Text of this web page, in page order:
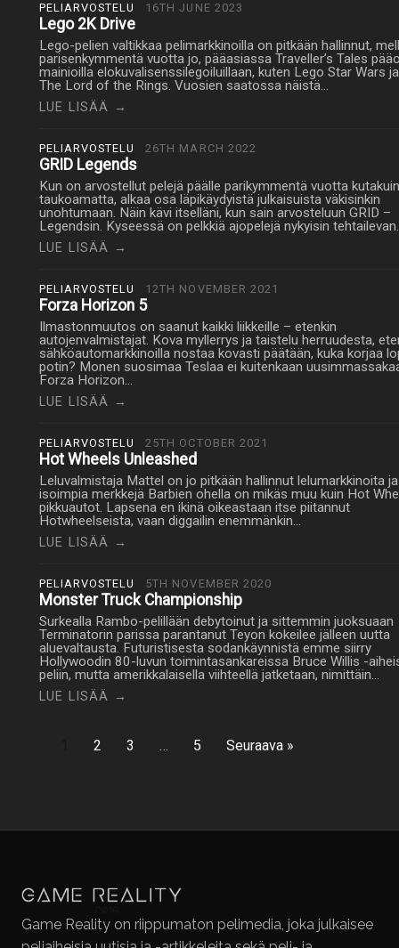
PELIARVOSTELU 16TH JUNE 2023
Lego 2K Drive
Lego-pelien valtikkaa pelimarkkinoilla on pitkään hallinnut,
parisenkymmentä vuotta jo, pääasiassa Traveller’s Tales
mainioilla elokuvalisenssilegoiluillaan, kuten Lego Star Wars
The Lord of the Rings. Vuosien saatossa näistä…
LUE LISÄÄ →
PELIARVOSTELU 26TH MARCH 2022
GRID Legends
Kun on arvostellut pelejä päälle parikymmentä vuotta
taukoamatta, alkaa osa läpikäydyistä julkaisuista väkisinkin
unohtumaan. Näin kävi itselläni, kun sain arvosteluun GRID –
Legendsin. Kyseessä on pelkkiä ajopelejä nykyisin
LUE LISÄÄ →
PELIARVOSTELU 12TH NOVEMBER 2021
Forza Horizon 5
Ilmastonmuutos on saanut kaikki liikkeille – etenkin
autojenvalmistajat. Kova myllerrys ja taistelu herruudesta,
sähköautomarkkinoilla nostaa kovasti päätään, kuka korjaa
potin? Monen suosimaa Teslaa ei kuitenkaan
Forza Horizon…
LUE LISÄÄ →
PELIARVOSTELU 25TH OCTOBER 2021
Hot Wheels Unleashed
Leluvalmistaja Mattel on jo pitkään hallinnut lelumarkkinoita
isoimpia merkkejä Barbien ohella on mikäs muu kuin Hot
pikkuautot. Lapsena en ikinä oikeastaan itse piitannut
Hotwheelseista, vaan diggailin enemmänkin…
LUE LISÄÄ →
PELIARVOSTELU 5TH NOVEMBER 2020
Monster Truck Championship
Surkealla Rambo-pelillään debytoinut ja sittemmin juoksuaan
Terminatorin parissa parantanut Teyon kokeilee jälleen uutta
aluevaltausta. Futuristisesta sodankäynnistä emme siirry
Hollywoodin 80-luvun toimintasankareissa Bruce Willis -
peliin, mutta amerikkalaisella viihteellä jatketaan, nimittäin…
LUE LISÄÄ →
2 3 … 5 Seuraava »
Game Reality on riippumaton pelimedia, joka julkaisee